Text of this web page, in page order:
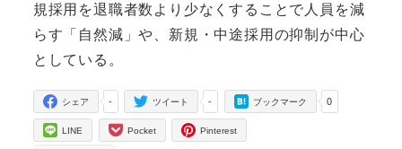
規採用を退職者数より少なくすることで人員を減
らす「自然減」や、新規・中途採用の抑制が中心
としている。
-
シェア -
ツイート 0
ブックマーク
LINE Pocket Pinterest